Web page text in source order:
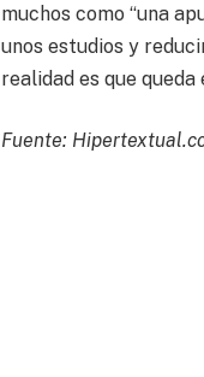
muchos como “una
unos estudios y
realidad es que queda
Fuente: